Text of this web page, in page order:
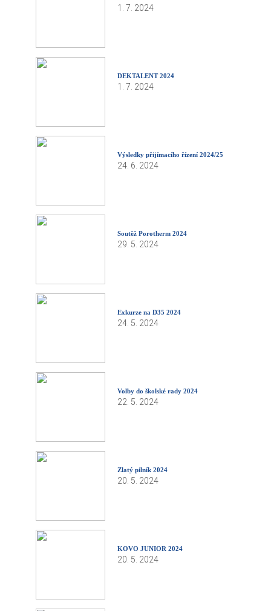
1. 7. 2024
DEKTALENT 2024
1. 7. 2024
Výsledky přijímacího řízení 2024/25
24. 6. 2024
Soutěž Porotherm 2024
29. 5. 2024
Exkurze na D35 2024
24. 5. 2024
Volby do školské rady 2024
22. 5. 2024
Zlatý pilník 2024
20. 5. 2024
KOVO JUNIOR 2024
20. 5. 2024